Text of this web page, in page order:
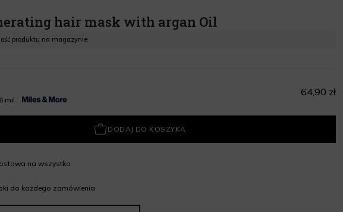
hair mask with argan Oil
produktu na magazynie
mil
64,90 zł
DODAJ DO KOSZYKA
na wszystko
do każdego zamówienia